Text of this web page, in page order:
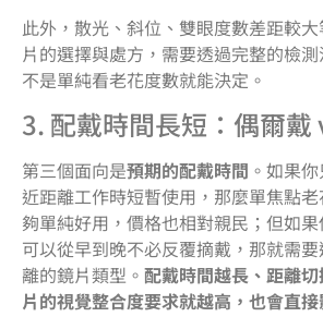
此外，散光、斜位、雙眼度數差距較
片的選擇與處方，需要透過完整的檢
不是單純看老花度數就能決定。
3. 配戴時間長短：偶爾戴
第三個面向是預期的配戴時間 。如果
近距離工作時短暫使用，那麼單焦點
夠單純好用，價格也相對親民；但如
可以從早到晚不必反覆摘戴，那就需
離的鏡片類型。 配戴時間越長、距離
片的視覺整合度要求就越高，也會直